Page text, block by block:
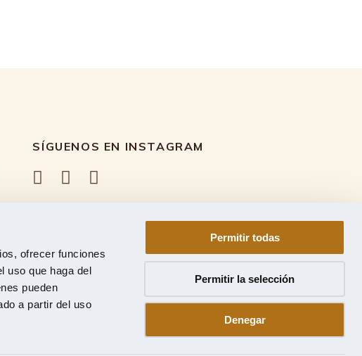
ofrecer funciones
uso que haga del
pueden
a partir del uso
Permitir todas
Permitir la selección
Denegar
SÍGUENOS EN INSTAGRAM